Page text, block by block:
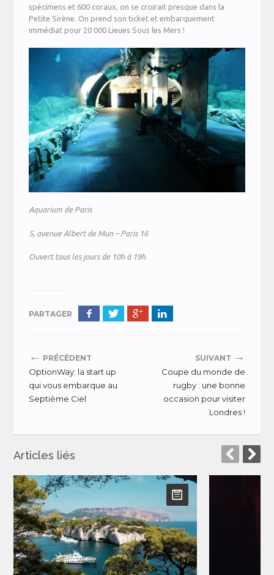
spécimens et 600 coraux, on se croirait presque dans la
Petite Sirène. On prend son ticket et embarquement
immédiat pour 20 000 Lieues Sous les Mers !
Aquarium de Paris
5, avenue Albert de Mun – Paris 16
Ouvert tous les jours de 10h à 19h
PARTAGER
← PRÉCÉDENT
OptionWay: la start up
qui vous embarque au
Septième Ciel
SUIVANT →
Coupe du monde de
rugby : une bonne
occasion pour visiter
Londres !
Articles liés